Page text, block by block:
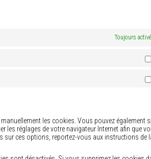
Toujours activé
les cookies. Vous pouvez également
les réglages de votre navigateur Internet afin que
sur ces options, reportez-vous aux instructions de